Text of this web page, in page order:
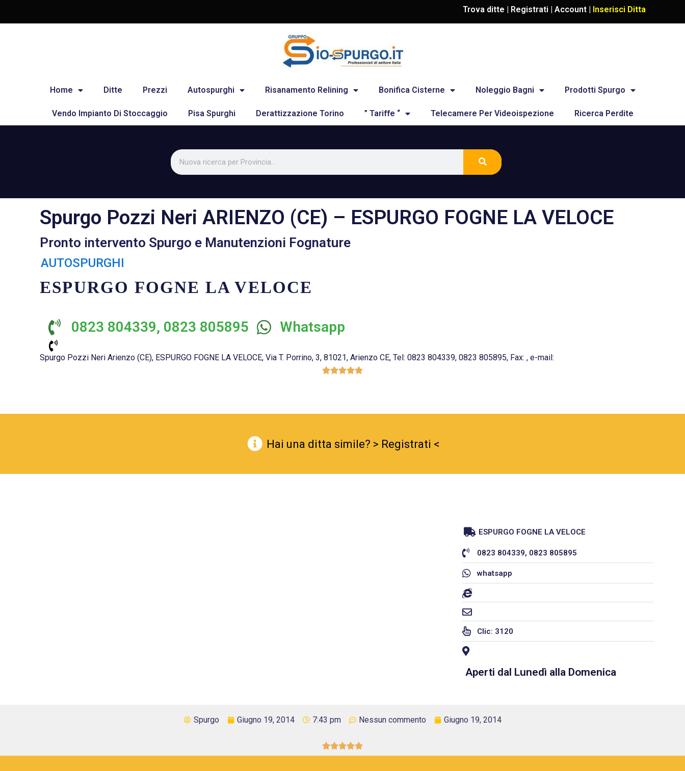
Trova ditte | Registrati | Account | Inserisci Ditta
Home Ditte Prezzi Autospurghi Risanamento Relining Bonifica Cisterne Noleggio Bagni Prodotti Spurgo
Vendo Impianto Di Stoccaggio Pisa Spurghi Derattizzazione Torino ” Tariffe “ Telecamere Per Videoispezione Ricerca Perdite
Spurgo Pozzi Neri ARIENZO (CE) – ESPURGO FOGNE LA VELOCE
Pronto intervento Spurgo e Manutenzioni Fognature
AUTOSPURGHI
ESPURGO FOGNE LA VELOCE
0823 804339, 0823 805895 Whatsapp
Spurgo Pozzi Neri Arienzo (CE), ESPURGO FOGNE LA VELOCE, Via T. Porrino, 3, 81021, Arienzo CE, Tel: 0823 804339, 0823 805895, Fax: , e-mail:

Hai una ditta simile? > Registrati <
ESPURGO FOGNE LA VELOCE
0823 804339, 0823 805895
whatsapp
Clic: 3120
Aperti dal Lunedì alla Domenica
Spurgo Giugno 19, 2014 7:43 pm Nessun commento Giugno 19, 2014
